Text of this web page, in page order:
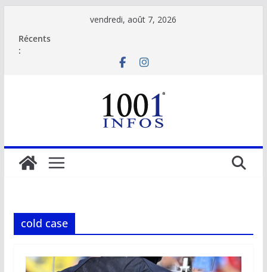
contenu
vendredi, août 7, 2026
Récents
:
cold case